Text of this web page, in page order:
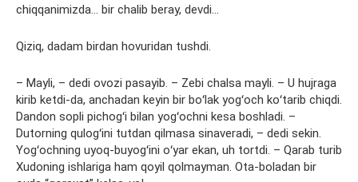
chiqqanimizda… bir chalib beray, devdi…
Qiziq, dadam birdan hovuridan tushdi.
– Mayli, – dedi ovozi pasayib. – Zebi chalsa mayli. – U hujraga
kirib ketdi-da, anchadan keyin bir boʻlak yogʻoch koʻtarib chiqdi.
Dandon sopli pichogʻi bilan yogʻochni kesa boshladi. –
Dutorning qulogʻini tutdan qilmasa sinaveradi, – dedi sekin.
Yogʻochning uyoq-buyogʻini oʻyar ekan, uh tortdi. – Qarab turib
Xudoning ishlariga ham qoyil qolmayman. Ota-boladan bir